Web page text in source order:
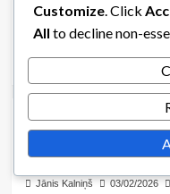
Volejbola formāts:
volejbols, neformāla
Volejbola punktu
sistēmas, Punktu
punktu noteikumos
Jānis Kalniņš 03/02/2026
Customize . Click
All to decline non-